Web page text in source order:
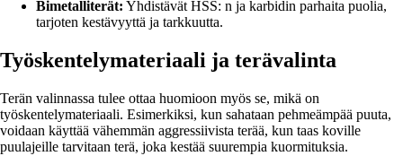
Bimetalliterät: Yhdistävät HSS: n ja karbidin parhaita puolia,
tarjoten kestävyyttä ja tarkkuutta.
Työskentelymateriaali ja terävalinta
Terän valinnassa tulee ottaa huomioon myös se, mikä on
työskentelymateriaali. Esimerkiksi, kun sahataan pehmeämpää puuta,
voidaan käyttää vähemmän aggressiivista terää, kun taas koville
puulajeille tarvitaan terä, joka kestää suurempia kuormituksia.